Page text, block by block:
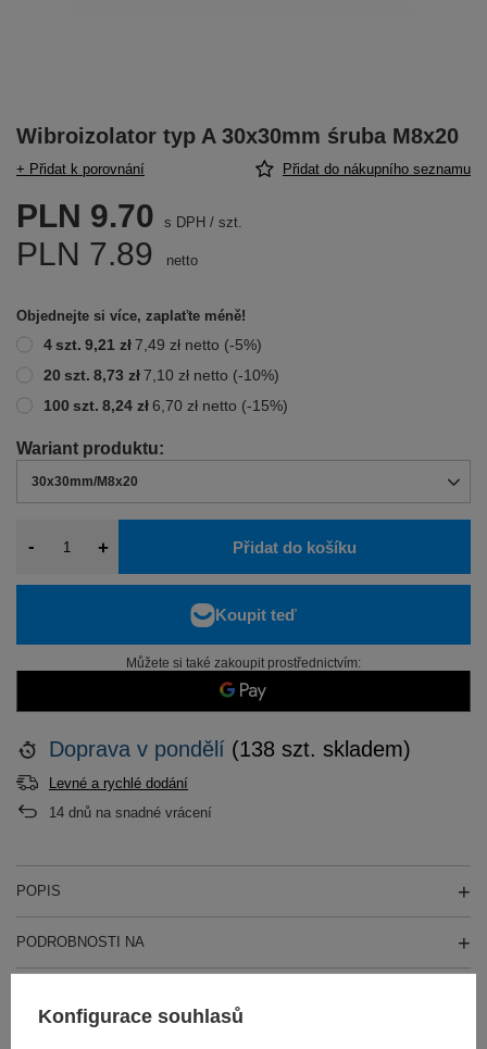
Wibroizolator typ A 30x30mm śruba M8x20
+ Přidat k porovnání Přidat do nákupního seznamu
30x30mm/M8x20
- + Přidat do košíku
Můžete si také zakoupit prostřednictvím:
PLN 9.70 s DPH / szt.
PLN 7.89 netto
Objednejte si více, zaplaťte méně!
4szt. 9,21 zł7,49 zł netto (-5%)
20 szt. 8,73 zł7,10 zł netto (-10%)
100 szt. 8,24 zł6,70 zł netto (-15%)
Doprava v pondělí (138 szt. skladem)
Levné a rychlé dodání
14 dnů na snadné vrácení
POPIS
PODROBNOSTI NA
Konfigurace souhlasů